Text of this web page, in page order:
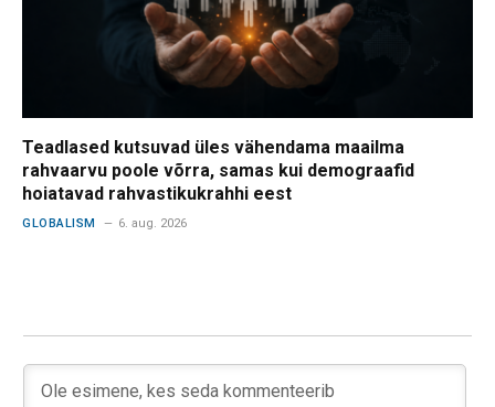
Teadlased kutsuvad üles vähendama maailma
rahvaarvu poole võrra, samas kui demograafid
hoiatavad rahvastikukrahhi eest
GLOBALISM 6. aug. 2026